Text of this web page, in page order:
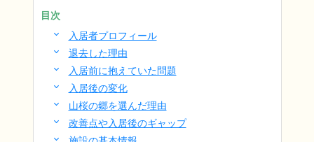
目次
入居者プロフィール
退去した理由
入居前に抱えていた問題
入居後の変化
山桜の郷を選んだ理由
改善点や入居後のギャップ